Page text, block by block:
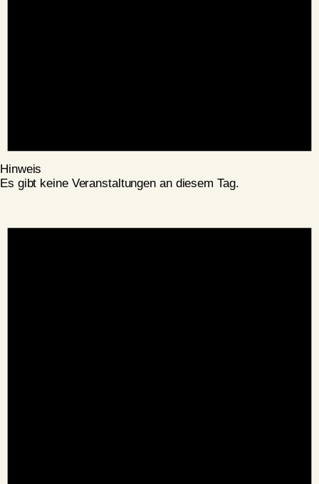
Hinweis
Es gibt keine Veranstaltungen an diesem Tag.